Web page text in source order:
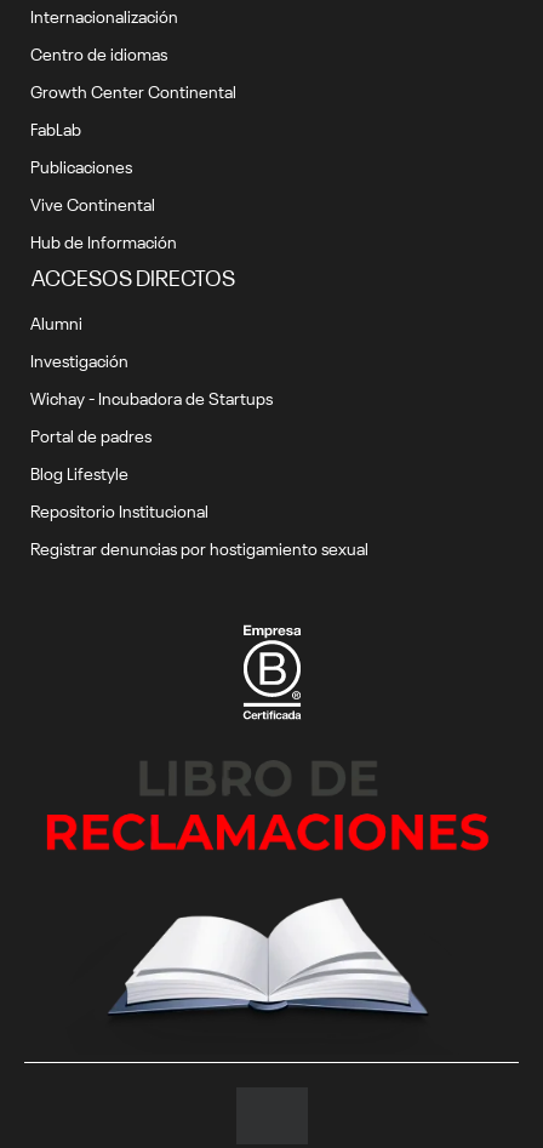
Internacionalización
Centro de idiomas
Growth Center Continental
FabLab
Publicaciones
Vive Continental
Hub de Información
ACCESOS DIRECTOS
Alumni
Investigación
Wichay - Incubadora de Startups
Portal de padres
Blog Lifestyle
Repositorio Institucional
Registrar denuncias por hostigamiento sexual